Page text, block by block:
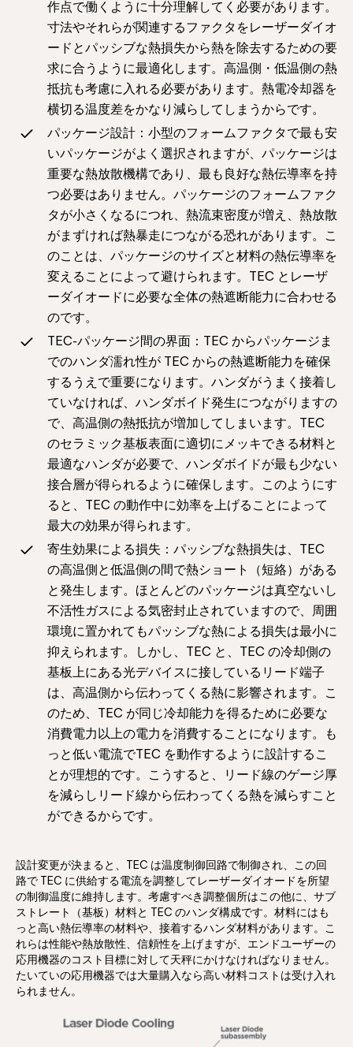
作点で働くように十分理解してく必要があります。
寸法やそれらが関連するファクタをレーザーダイオ
ードとパッシブな熱損失から熱を除去するための要
求に合うように最適化します。高温側・低温側の熱
抵抗も考慮に入れる必要があります。熱電冷却器を
横切る温度差をかなり減らしてしまうからです。
パッケージ設計：小型のフォームファクタで最も安
いパッケージがよく選択されますが、パッケージは
重要な熱放散機構であり、最も良好な熱伝導率を持
つ必要はありません。パッケージのフォームファク
タが小さくなるにつれ、熱流束密度が増え、熱放散
がまずければ熱暴走につながる恐れがあります。こ
のことは、パッケージのサイズと材料の熱伝導率を
変えることによって避けられます。TEC とレーザ
ーダイオードに必要な全体の熱遮断能力に合わせる
のです。
TEC-パッケージ間の界面：TEC からパッケージま
でのハンダ濡れ性が TEC からの熱遮断能力を確保
するうえで重要になります。ハンダがうまく接着し
ていなければ、ハンダボイド発生につながりますの
で、高温側の熱抵抗が増加してしまいます。TEC
のセラミック基板表面に適切にメッキできる材料と
最適なハンダが必要で、ハンダボイドが最も少ない
接合層が得られるように確保します。このようにす
ると、TEC の動作中に効率を上げることによって
最大の効果が得られます。
寄生効果による損失：パッシブな熱損失は、TEC
の高温側と低温側の間で熱ショート（短絡）がある
と発生します。ほとんどのパッケージは真空ないし
不活性ガスによる気密封止されていますので、周囲
環境に置かれてもパッシブな熱による損失は最小に
抑えられます。しかし、TEC と、TEC の冷却側の
基板上にある光デバイスに接しているリード端子
は、高温側から伝わってくる熱に影響されます。こ
のため、TEC が同じ冷却能力を得るために必要な
消費電力以上の電力を消費することになります。も
っと低い電流でTEC を動作するように設計するこ
とが理想的です。こうすると、リード線のゲージ厚
を減らしリード線から伝わってくる熱を減らすこと
ができるからです。
設計変更が決まると、TEC は温度制御回路で制御され、この回
路で TEC に供給する電流を調整してレーザーダイオードを所望
の制御温度に維持します。考慮すべき調整個所はこの他に、サブ
ストレート（基板）材料と TEC のハンダ構成です。材料にはも
っと高い熱伝導率の材料や、接着するハンダ材料があります。こ
れらは性能や熱放散性、信頼性を上げますが、エンドユーザーの
応用機器のコスト目標に対して天秤にかけなければなりません。
たいていの応用機器では大量購入なら高い材料コストは受け入れ
られません。